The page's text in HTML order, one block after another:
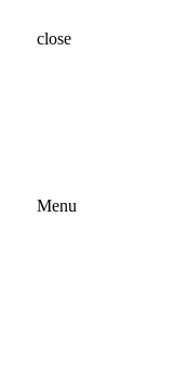
close
Menu